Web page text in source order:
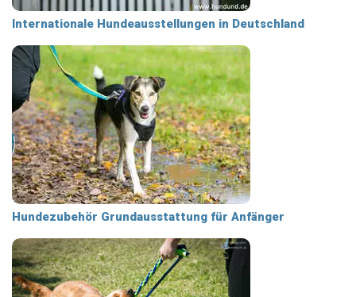
Internationale Hundeausstellungen in Deutschland
Hundezubehör Grundausstattung für Anfänger